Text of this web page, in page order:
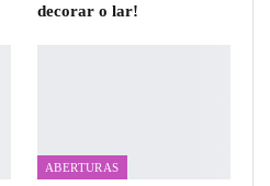
decorar o lar!
ABERTURAS